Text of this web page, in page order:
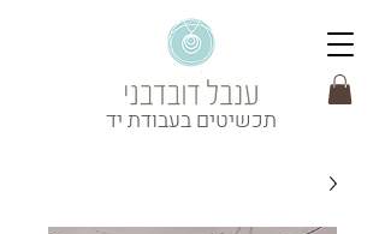
תכשיטים בעבודת יד